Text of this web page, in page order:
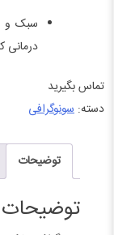
سبک و
تماس بگیرید
دسته: سونوگرافی
توضیحات
توضیحات